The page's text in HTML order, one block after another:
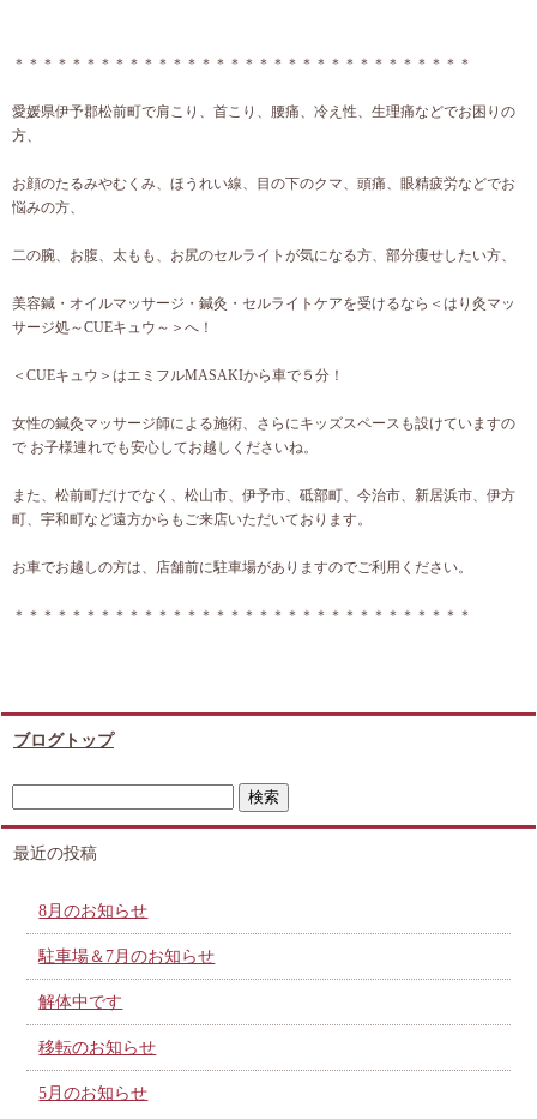
＊＊＊＊＊＊＊＊＊＊＊＊＊＊＊＊＊＊＊＊＊＊＊＊＊＊＊＊＊＊＊＊
愛媛県伊予郡松前町で肩こり、首こり、腰痛、冷え性、生理痛などでお困りの
方、
お顔のたるみやむくみ、ほうれい線、目の下のクマ、頭痛、眼精疲労などでお
悩みの方、
二の腕、お腹、太もも、お尻のセルライトが気になる方、部分痩せしたい方、
美容鍼・オイルマッサージ・鍼灸・セルライトケアを受けるなら＜はり灸マッ
サージ処～CUEキュウ～＞へ！
＜CUEキュウ＞はエミフルMASAKIから車で５分！
女性の鍼灸マッサージ師による施術、さらにキッズスペースも設けていますの
で お子様連れでも安心してお越しくださいね。
また、松前町だけでなく、松山市、伊予市、砥部町、今治市、新居浜市、伊方
町、宇和町など遠方からもご来店いただいております。
お車でお越しの方は、店舗前に駐車場がありますのでご利用ください。
＊＊＊＊＊＊＊＊＊＊＊＊＊＊＊＊＊＊＊＊＊＊＊＊＊＊＊＊＊＊＊＊
ブログトップ
最近の投稿
8月のお知らせ
駐車場＆7月のお知らせ
解体中です
移転のお知らせ
5月のお知らせ